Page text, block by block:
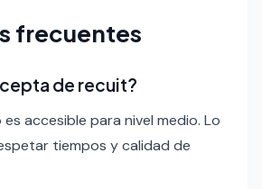
frecuentes
de recuit?
accesible para nivel medio. Lo
tiempos y calidad de